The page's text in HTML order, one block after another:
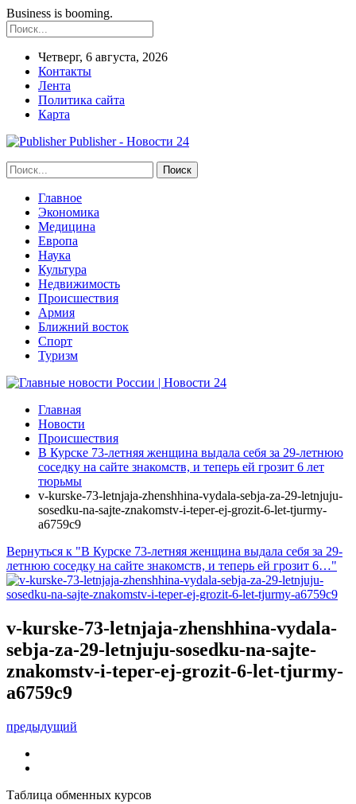
Business is booming.
Четверг, 6 августа, 2026
Контакты
Лента
Политика сайта
Карта
Publisher - Новости 24
Главное
Экономика
Медицина
Европа
Наука
Культура
Недвижимость
Происшествия
Армия
Ближний восток
Спорт
Туризм
Главная
Новости
Происшествия
В Курске 73-летняя женщина выдала себя за 29-летнюю
соседку на сайте знакомств, и теперь ей грозит 6 лет
тюрьмы
v-kurske-73-letnjaja-zhenshhina-vydala-sebja-za-29-letnjuju-
sosedku-na-sajte-znakomstv-i-teper-ej-grozit-6-let-tjurmy-
a6759c9
Вернуться к "В Курске 73-летняя женщина выдала себя за 29-
летнюю соседку на сайте знакомств, и теперь ей грозит 6…"
v-kurske-73-letnjaja-zhenshhina-vydala-
sebja-za-29-letnjuju-sosedku-na-sajte-
znakomstv-i-teper-ej-grozit-6-let-tjurmy-
a6759c9
предыдущий
Таблица обменных курсов